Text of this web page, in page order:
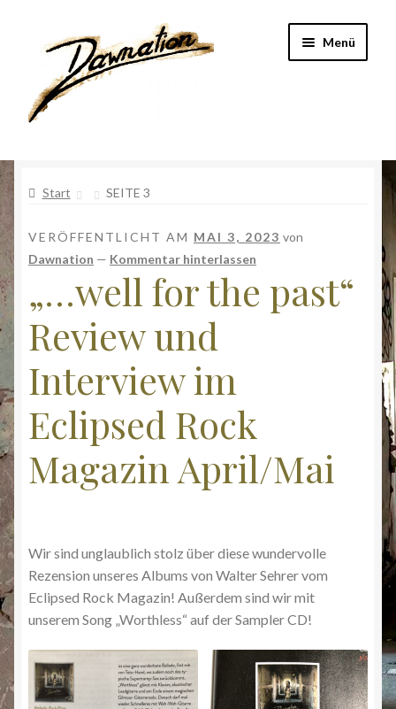
Navigation
springen
Inhalt
springen
Menü
Band
DataExperts
Geschichte
Impressum
Kasse
Kontakt
Mein Konto
Shop
Warenkorb
Start SEITE 3
VERÖFFENTLICHT AM MAI 3, 2023 von
Dawnation — Kommentar hinterlassen
„…well for the past“
Review und
Interview im
Eclipsed Rock
Magazin April/Mai
Wir sind unglaublich stolz über diese wundervolle
Rezension unseres Albums von Walter Sehrer vom
Eclipsed Rock Magazin! Außerdem sind wir mit
unserem Song „Worthless“ auf der Sampler CD!